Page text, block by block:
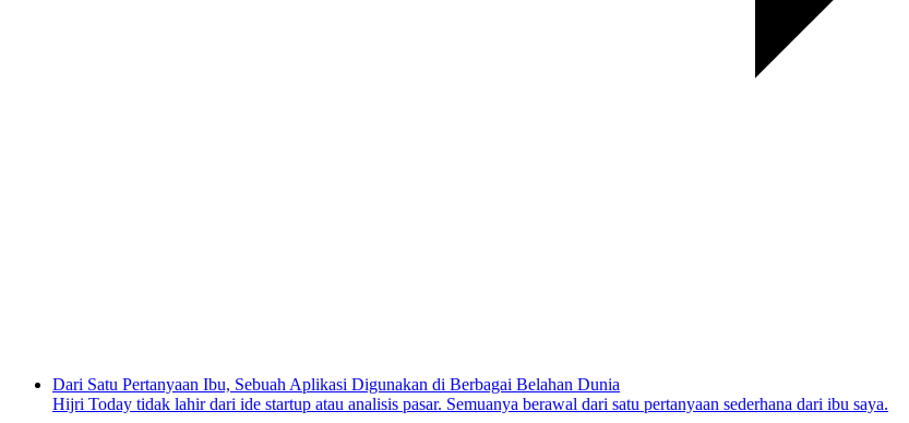
Dari Satu Pertanyaan Ibu, Sebuah Aplikasi Digunakan di Berbagai Belahan Dunia
Hijri Today tidak lahir dari ide startup atau analisis pasar. Semuanya berawal dari satu pertanyaan sederhana dari ibu saya.